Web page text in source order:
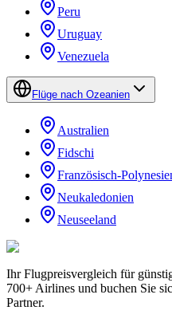
Peru
Uruguay
Venezuela
Flüge nach Ozeanien
Australien
Fidschi
Französisch-
Neukaledonien
Neuseeland
Ihr Flugpreisvergleich für
700+ Airlines und buchen Sie
Partner.